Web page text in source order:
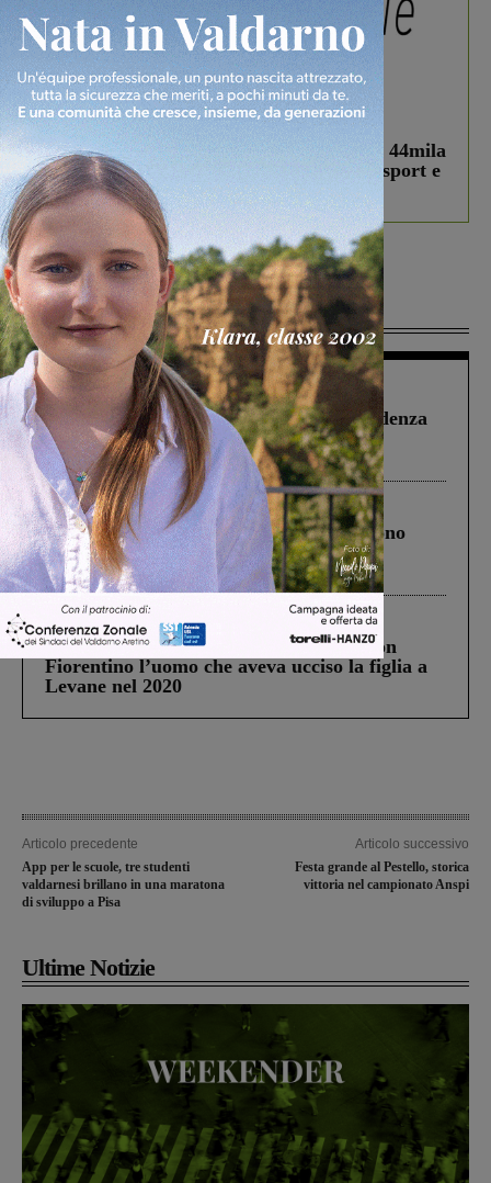
In vetrina 3 Agosto 2026
Estra Notizie agosto: Smart Cities, oltre 44mila
studenti coinvolti, torna il bando per lo sport e
debutta il podcast Estrair
Più lette
Figline Incisa Valdarno 1 Agosto 2026
Piscina di Figline finanziata oltre la scadenza
Pnrr, il gruppo di Fratelli d’Italia: “Un
ringraziamento al Governo”
Cronaca 4 Agosto 2026
Un anno fa la strage in A1 in cui morirono
Gianni, Giulia e Franco. Lo schianto, il
processo, lo stop ai sorpassi fra tir....
Cronaca 3 Agosto 2026
Scomparso da una struttura di Castiglion
Fiorentino l’uomo che aveva ucciso la figlia a
Levane nel 2020
Articolo precedente
App per le scuole, tre studenti
valdarnesi brillano in una maratona
di sviluppo a Pisa
Articolo successivo
Festa grande al Pestello, storica
vittoria nel campionato Anspi
Ultime Notizie